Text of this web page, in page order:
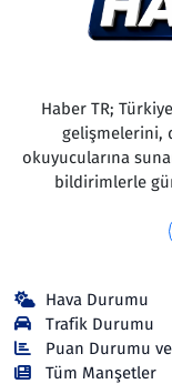
Haber TR;
gelişmelerini,
okuyucularına
bildirimlerle
Hava Durumu
Trafik Durumu
Puan Durumu
Tüm Manşetler